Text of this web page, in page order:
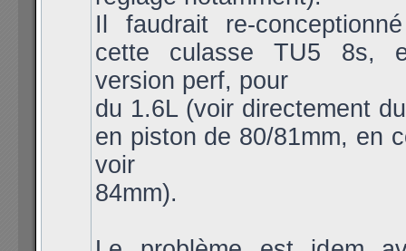
Il faudrait re-
cette culasse TU5 8s,
version perf, pour
du 1.6L (voir directement
en piston de 80/81mm, en
voir
84mm).